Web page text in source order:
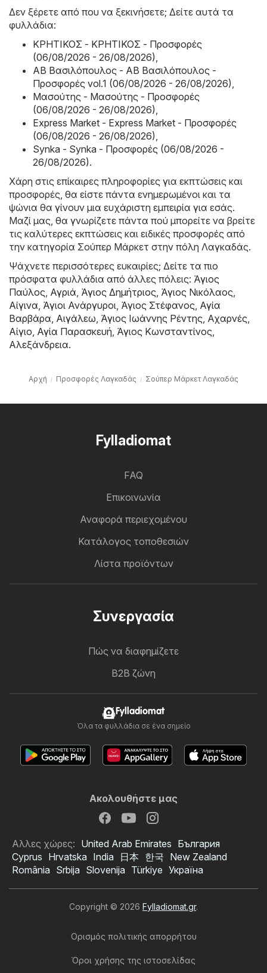
Δεν ξέρετε από που να ξεκινήσετε; Δείτε αυτά τα
φυλλάδια:
ΚΡΗΤΙΚΟΣ - ΚΡΗΤΙΚΟΣ - Προσφορές
(06/08/2026 - 26/08/2026),
ΑΒ Βασιλόπουλος - ΑΒ Βασιλόπουλος -
Προσφορές vol.1 (06/08/2026 - 26/08/2026),
Μασούτης - Μασούτης - Προσφορές
(06/08/2026 - 26/08/2026),
Express Market - Express Market - Προσφορές
(06/08/2026 - 26/08/2026),
Synka - Synka - Προσφορές (06/08/2026 -
26/08/2026).
Χάρη στις επίκαιρες πληροφορίες για εκπτώσεις και
προσφορές, θα είστε πάντα ενημερωμένοι και τα
ψώνια θα γίνουν μια ευχάριστη εμπειρία για εσάς.
Μαζί μας, θα γνωρίζετε πάντα πού μπορείτε να βρείτε
τις καλύτερες εκπτώσεις και ειδικές προσφορές από
την κατηγορία Σούπερ Μάρκετ στην πόλη Λαγκαδάς.
Ψάχνετε περισσότερες ευκαιρίες; Δείτε τα πιο
πρόσφατα φυλλάδια από άλλες πόλεις: Άγιος
Παύλος, Αγριά, Άγιος Δημήτριος, Άγιος Νικόλαος,
Αίγινα, Άγιοι Ανάργυροι, Άγιος Στέφανος, Αγία
Βαρβάρα, Αιγάλεω, Άγιος Ιωάννης Ρέντης, Αχαρνές,
Αίγιο, Αγία Παρασκευή, Άγιος Κωνσταντίνος,
Αλεξάνδρεια.
Αρχή Προσφορές Λαγκαδάς Σούπερ Μάρκετ Λαγκαδάς
Fylladiomat
FAQ
Επικοινωνία
Αναφορά περιεχομένου
Κατάλογος τοποθεσιών
Λίστα προϊόντων
Συνεργασία
Πώς να διαφημίζετε
B2B ζώνη
Fylladiomat
Όλα τα φυλλάδια σε ένα σημείο
Ακολουθήστε μας
Αλλες χώρες: United Arab Emirates България
Cyprus Hrvatska India 日本 한국 New Zealand
România Srbija Slovenija Türkiye Україна
Copyright © 2026 Fylladiomat.gr.
Ορισμός πολιτικής απορρήτου
Όροι χρήσης της ιστοσελίδας